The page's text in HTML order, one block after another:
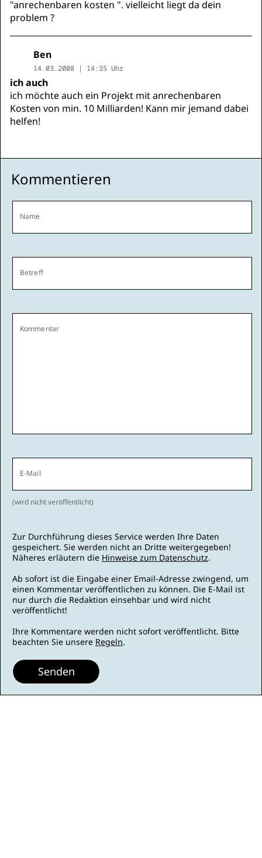
"anrechenbaren kosten ". vielleicht liegt da dein
problem ?
Ben
14.03.2008 | 14:35 Uhr
ich auch
ich möchte auch ein Projekt mit anrechenbaren
Kosten von min. 10 Milliarden! Kann mir jemand dabei
helfen!
Kommentieren
Name
Betreff
Kommentar
E-Mail
(wird nicht veröffentlicht)
Zur Durchführung dieses Service werden Ihre Daten
gespeichert. Sie werden nicht an Dritte weitergegeben!
Näheres erläutern die Hinweise zum Datenschutz.
Ab sofort ist die Eingabe einer Email-Adresse zwingend, um
einen Kommentar veröffentlichen zu können. Die E-Mail ist
nur durch die Redaktion einsehbar und wird nicht
veröffentlicht!
Ihre Kommentare werden nicht sofort veröffentlicht. Bitte
beachten Sie unsere Regeln.
Senden